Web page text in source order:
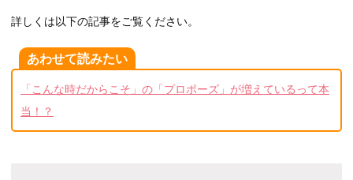
詳しくは以下の記事をご覧ください。
あわせて読みたい
「こんな時だからこそ」の「プロポーズ」が増えているって本
当！？